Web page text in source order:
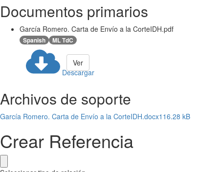
Documentos primarios
García Romero. Carta de Envío a la CorteIDH.pdf
Spanish ML TdC
Descargar
Ver
Archivos de soporte
García Romero. Carta de Envío a la CorteIDH.docx116.28 kB
Crear Referencia